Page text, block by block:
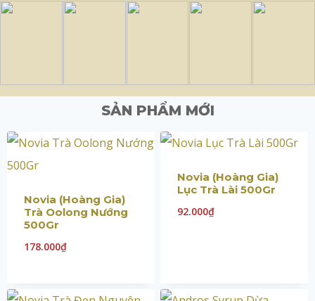
SẢN PHẨM MỚI
Novia (Hoàng Gia)
Trà Oolong Nướng
500Gr
178.000₫
Novia (Hoàng Gia)
Lục Trà Lài 500Gr
92.000₫